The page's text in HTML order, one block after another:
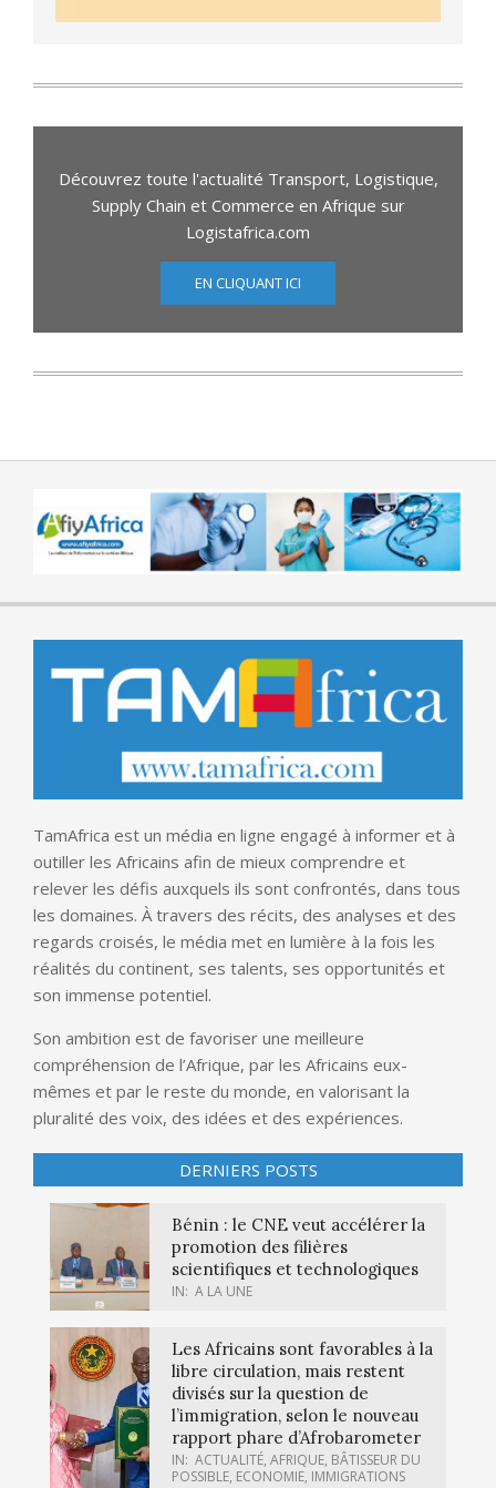
Découvrez toute l'actualité Transport, Logistique,
Supply Chain et Commerce en Afrique sur
Logistafrica.com
EN CLIQUANT ICI
TamAfrica est un média en ligne engagé à informer et à
outiller les Africains afin de mieux comprendre et
relever les défis auxquels ils sont confrontés, dans tous
les domaines. À travers des récits, des analyses et des
regards croisés, le média met en lumière à la fois les
réalités du continent, ses talents, ses opportunités et
son immense potentiel.
Son ambition est de favoriser une meilleure
compréhension de l’Afrique, par les Africains eux-
mêmes et par le reste du monde, en valorisant la
pluralité des voix, des idées et des expériences.
DERNIERS POSTS
Bénin : le CNE veut accélérer la
promotion des filières
scientifiques et technologiques
IN: A LA UNE
Les Africains sont favorables à la
libre circulation, mais restent
divisés sur la question de
l’immigration, selon le nouveau
rapport phare d’Afrobarometer
IN: ACTUALITÉ, AFRIQUE, BÂTISSEUR DU
POSSIBLE, ECONOMIE, IMMIGRATIONS